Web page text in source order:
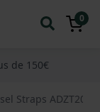
0
de 150€
Straps